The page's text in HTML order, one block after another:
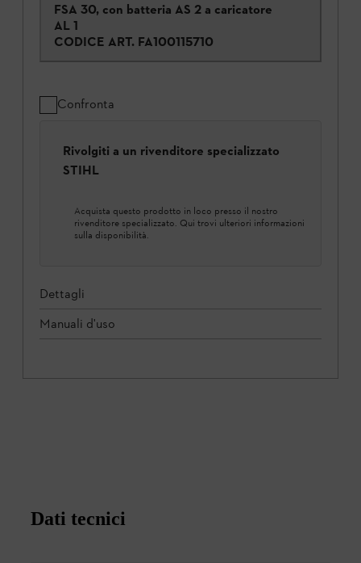
FSA 30, con batteria AS 2 a caricatore
AL 1
CODICE ART. FA100115710
Confronta
Rivolgiti a un rivenditore specializzato
STIHL
Acquista questo prodotto in loco presso il nostro
rivenditore specializzato. Qui trovi ulteriori informazioni
sulla disponibilità.
Dettagli
Manuali d'uso
Dati tecnici